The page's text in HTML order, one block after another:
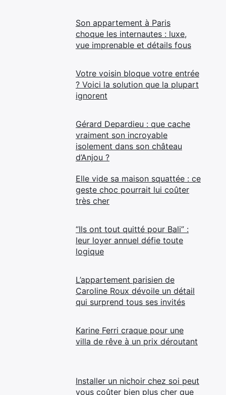
Son appartement à Paris
choque les internautes : luxe,
vue imprenable et détails fous
Votre voisin bloque votre entrée
? Voici la solution que la plupart
ignorent
Gérard Depardieu : que cache
vraiment son incroyable
isolement dans son château
d’Anjou ?
Elle vide sa maison squattée : ce
geste choc pourrait lui coûter
très cher
“Ils ont tout quitté pour Bali” :
leur loyer annuel défie toute
logique
L’appartement parisien de
Caroline Roux dévoile un détail
qui surprend tous ses invités
Karine Ferri craque pour une
villa de rêve à un prix déroutant
Installer un nichoir chez soi peut
vous coûter bien plus cher que